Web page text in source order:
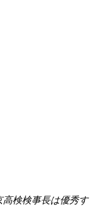
検検事長は優秀す